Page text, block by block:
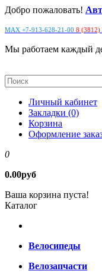
Добро пожаловать!
MAX +7-913-628-21-00 8 (3812)
Мы работаем каждый
Личный кабинет
Закладки (0)
Корзина
Оформление
0
0.00руб
Ваша корзина пуста!
Каталог
Велосипеды
Велозапчасти